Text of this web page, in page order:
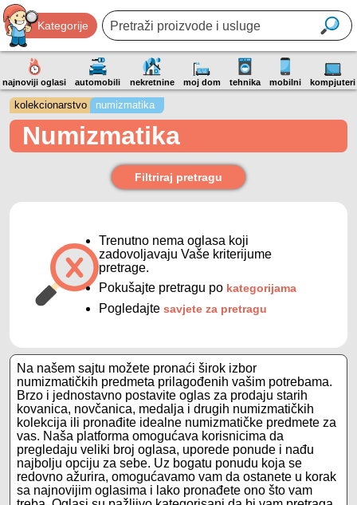
Kategorije
najnoviji oglasi automobili nekretnine moj dom tehnika mobilni kompjuteri
kolekcionarstvo numizmatika
Numizmatika
Filtriraj pretragu
Trenutno nema oglasa koji
zadovoljavaju Vaše kriterijume
pretrage.
Pokušajte pretragu po kategorijama
Pogledajte savjete za pretragu
Na našem sajtu možete pronaći širok izbor
numizmatičkih predmeta prilagođenih vašim potrebama.
Brzo i jednostavno postavite oglas za prodaju starih
kovanica, novčanica, medalja i drugih numizmatičkih
kolekcija ili pronađite idealne numizmatičke predmete za
vas. Naša platforma omogućava korisnicima da
pregledaju veliki broj oglasa, uporede ponude i nađu
najbolju opciju za sebe. Uz bogatu ponudu koja se
redovno ažurira, omogućavamo vam da ostanete u korak
sa najnovijim oglasima i lako pronađete ono što vam